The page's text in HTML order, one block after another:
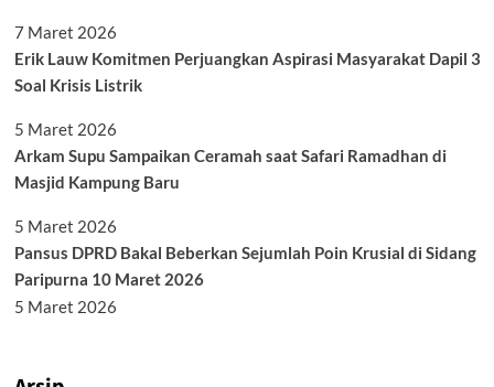
7 Maret 2026
Erik Lauw Komitmen Perjuangkan Aspirasi Masyarakat Dapil 3
Soal Krisis Listrik
5 Maret 2026
Arkam Supu Sampaikan Ceramah saat Safari Ramadhan di
Masjid Kampung Baru
5 Maret 2026
Pansus DPRD Bakal Beberkan Sejumlah Poin Krusial di Sidang
Paripurna 10 Maret 2026
5 Maret 2026